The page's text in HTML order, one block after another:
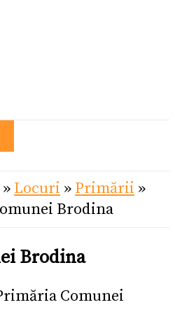
» Locuri » Primării »
Brodina
Brodina
Comunei